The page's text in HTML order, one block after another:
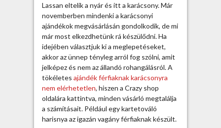
n
e
t
r
ő
l
r
e
n
d
e
l
Lassan eltelik a nyár és itt a karácsony. Már
novemberben mindenki a karácsonyi
ajándékok megvásárlásán gondolkodik, de mi
már most elkezdhetünk rá készülődni. Ha
idejében választjuk ki a meglepetéseket,
akkor az ünnep tényleg arról fog szólni, amit
jelképez és nem az állandó rohangálásról. A
tökéletes ajándék férfiaknak karácsonyra
nem elérhetetlen, hiszen a Crazy shop
oldalára kattintva, minden vásárló megtalálja
a számításait. Például egy kartetováló
harisnya az igazán vagány férfiaknak készült.